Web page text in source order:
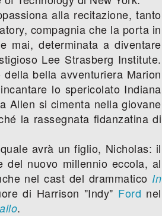
alla recitazione, tanto
compagnia che la porta in
mai, determinata a diventare
Lee Strasberg Institute.
bella avventuriera Marion
lo spericolato Indiana
Allen si cimenta nella giovane
la rassegnata fidanzatina di
avrà un figlio, Nicholas: il
del nuovo millennio eccola, al
nel cast del drammatico In
di Harrison "Indy" Ford nel
.